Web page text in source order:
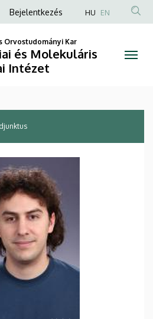
Anonim
fiók
menüje
Bejelentkezés HU EN
Orvostudományi Kar
és Molekuláris
Intézet